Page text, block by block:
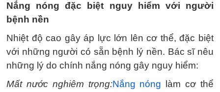
Nắng nóng đặc biệt nguy hiểm với người
bệnh nền
Nhiệt độ cao gây áp lực lớn lên cơ thể, đặc biệt
với những người có sẵn bệnh lý nền. Bác sĩ nêu
những lý do chính nắng nóng gây nguy hiểm:
Mất nước nghiêm trọng:Nắng nóng làm cơ thể